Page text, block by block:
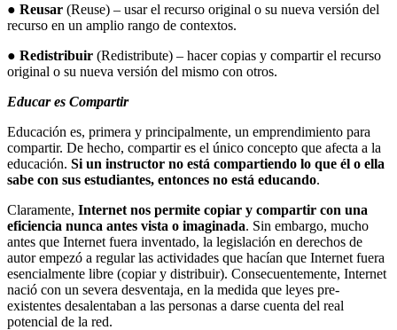
● Reusar (Reuse) – usar el recurso original o su nueva versión del
recurso en un amplio rango de contextos.
● Redistribuir (Redistribute) – hacer copias y compartir el recurso
original o su nueva versión del mismo con otros.
Educar es Compartir
Educación es, primera y principalmente, un emprendimiento para
compartir. De hecho, compartir es el único concepto que afecta a la
educación. Si un instructor no está compartiendo lo que él o ella
sabe con sus estudiantes, entonces no está educando.
Claramente, Internet nos permite copiar y compartir con una
eficiencia nunca antes vista o imaginada. Sin embargo, mucho
antes que Internet fuera inventado, la legislación en derechos de
autor empezó a regular las actividades que hacían que Internet fuera
esencialmente libre (copiar y distribuir). Consecuentemente, Internet
nació con un severa desventaja, en la medida que leyes pre-
existentes desalentaban a las personas a darse cuenta del real
potencial de la red.